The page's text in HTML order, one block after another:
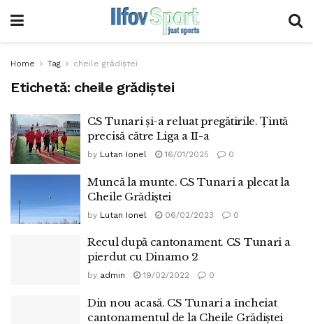
Home Tag cheile grădiștei
Etichetă: cheile grădiștei
CS Tunari și-a reluat pregătirile. Țintă
precisă către Liga a II-a
by Lutan Ionel 16/01/2025 0
Muncă la munte. CS Tunari a plecat la
Cheile Grădiștei
by Lutan Ionel 06/02/2023 0
Recul după cantonament. CS Tunari a
pierdut cu Dinamo 2
by admin 19/02/2022 0
Din nou acasă. CS Tunari a încheiat
cantonamentul de la Cheile Grădiștei